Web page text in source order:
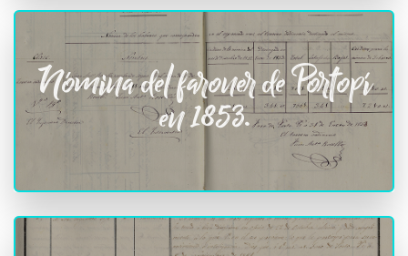
Nómina del faroner de Portopí
en 1853.